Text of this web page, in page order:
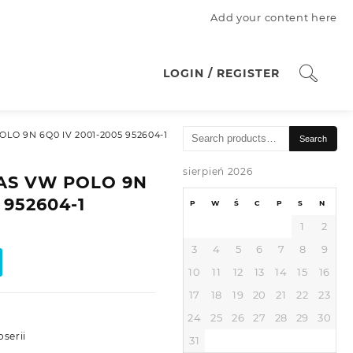
Add your content here
LOGIN / REGISTER
9N 6Q0 IV 2001-2005 952604-1
VW POLO 9N
1
Search
Search
sierpień 2026
P W Ś C P S N
1
2
3
4 5 6 7 8
9
10
11 12 13 14 15
16
17
18 19 20 21 22
23
24
25 26 27 28 29
30
31